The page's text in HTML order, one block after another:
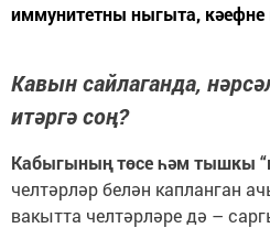
иммунитетны ныгыта, кәефне
Кавын сайлаганда,
итәргә соң?
Кабыгының төсе һәм тышкы
челтәрләр белән капланган
вакытта челтәрләре дә –